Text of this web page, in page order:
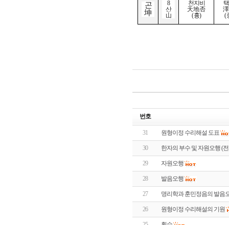
곤
坤
8
산
山
천지비
天地否
(흉)
(
번호
31 원형이정 수리해설 도표
30 한자의 부수 및 자원오행 (
29 자원오행
28 발음오행
27 명리학과 훈민정음의 발음
26 원형이정 수리해설의 기원